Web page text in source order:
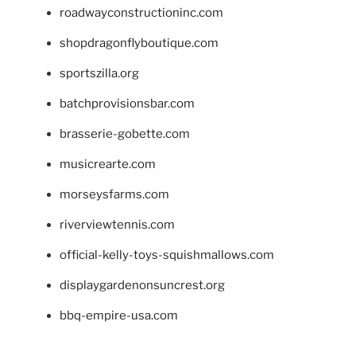
roadwayconstructioninc.com
shopdragonflyboutique.com
sportszilla.org
batchprovisionsbar.com
brasserie-gobette.com
musicrearte.com
morseysfarms.com
riverviewtennis.com
official-kelly-toys-squishmallows.com
displaygardenonsuncrest.org
bbq-empire-usa.com